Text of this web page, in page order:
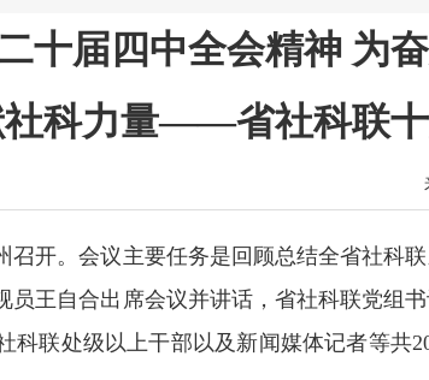
十届四中全会精神 为
科力量——省社科联
开。会议主要任务是回顾总结全省社科
员王自合出席会议并讲话，省社科联党组
科联处级以上干部以及新闻媒体记者等共